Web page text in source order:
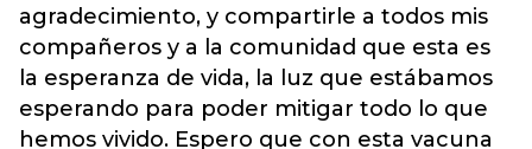
agradecimiento, y compartirle a todos mis
compañeros y a la comunidad que esta es
la esperanza de vida, la luz que estábamos
esperando para poder mitigar todo lo que
hemos vivido. Espero que con esta vacuna